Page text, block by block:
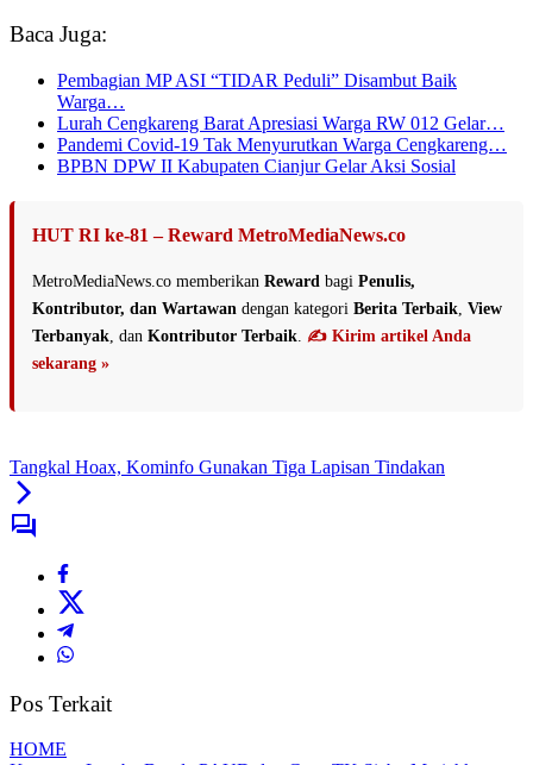
Baca Juga:
Pembagian MP ASI “TIDAR Peduli” Disambut Baik
Warga…
Lurah Cengkareng Barat Apresiasi Warga RW 012 Gelar…
Pandemi Covid-19 Tak Menyurutkan Warga Cengkareng…
BPBN DPW II Kabupaten Cianjur Gelar Aksi Sosial
HUT RI ke-81 – Reward MetroMediaNews.co
MetroMediaNews.co memberikan Reward bagi Penulis,
Kontributor, dan Wartawan dengan kategori Berita Terbaik View
Terbanyak , dan Kontributor Terbaik ✍️ Kirim artikel Anda
sekarang »
Tangkal Hoax, Kominfo Gunakan Tiga Lapisan Tindakan
Pos Terkait
HOME